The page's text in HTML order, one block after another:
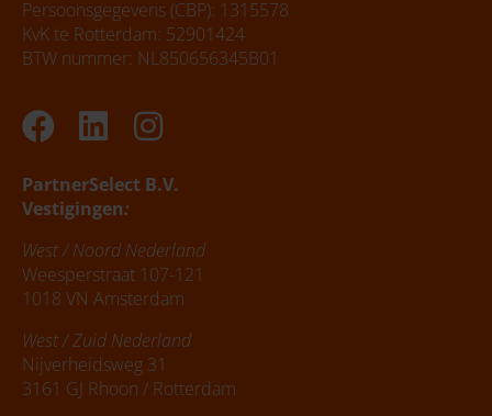
Persoonsgegevens (CBP): 1315578
KvK te Rotterdam: 52901424
BTW nummer: NL850656345B01
Facebook
LinkedinInstagram
PartnerSelect B.V.
Vestigingen:
West / Noord Nederland
Weesperstraat 107-121
1018 VN Amsterdam
West / Zuid Nederland
Nijverheidsweg 31
3161 GJ Rhoon / Rotterdam